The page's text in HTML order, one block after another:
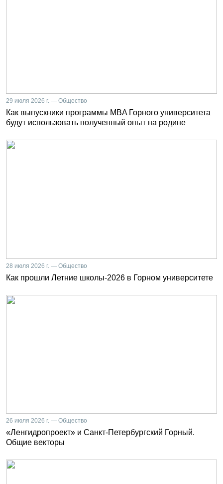
29 июля 2026 г. — Общество
Как выпускники программы MBA Горного университета
будут использовать полученный опыт на родине
28 июля 2026 г. — Общество
Как прошли Летние школы-2026 в Горном университете
26 июля 2026 г. — Общество
«Ленгидропроект» и Санкт-Петербургский Горный.
Общие векторы